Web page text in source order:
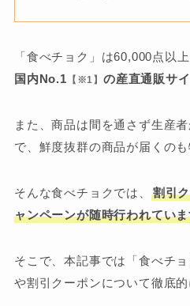
「食べチョク」は60,000点以
国内No.1 【※1】 の産直通販サ
また、商品は間を通さず生産
で、鮮度抜群の商品が届くのも
そんな食べチョクでは、
割引
ャンペーンが随時行われてい
そこで、本記事では「食べチ
や割引クーポンについて徹底的